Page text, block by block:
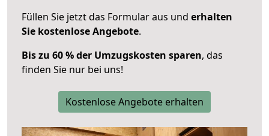
Füllen Sie jetzt das Formular aus und erhalten
Sie kostenlose Angebote.
Bis zu 60 % der Umzugskosten sparen, das
finden Sie nur bei uns!
Kostenlose Angebote erhalten